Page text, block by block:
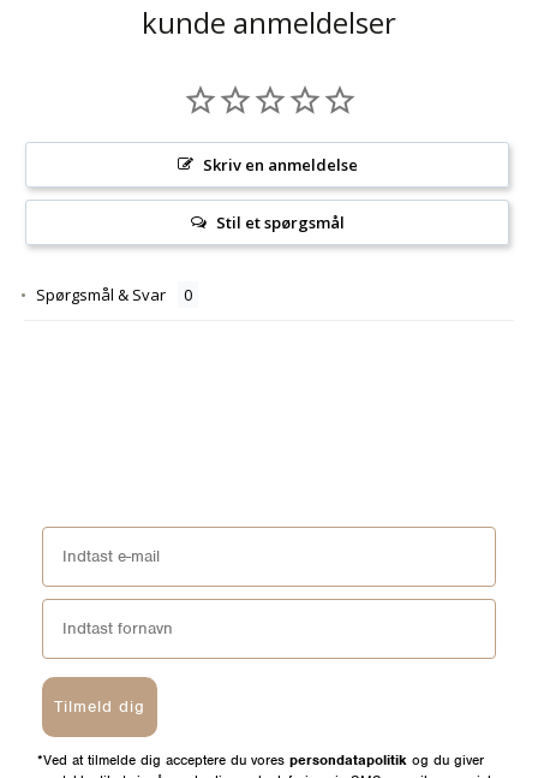
kunde anmeldelser
Skriv en anmeldelse
Stil et spørgsmål
Spørgsmål & Svar
Tilmeld dig
*Ved at tilmelde dig acceptere du vores persondatapolitik og du giver